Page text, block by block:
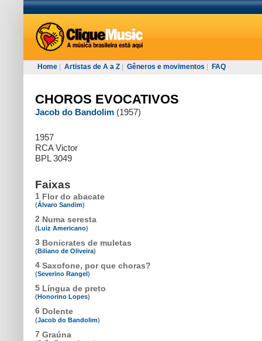
Home Artistas de A a Z Gêneros e movimentos FAQ
CHOROS EVOCATIVOS
Jacob do Bandolim (1957)
1957
RCA Victor
BPL 3049
Faixas
1 Flor do abacate
(Álvaro Sandim)
2 Numa seresta
(Luiz Americano)
3 Bonicrates de muletas
(Biliano de Oliveira)
4 Saxofone, por que choras?
(Severino Rangel)
5 Língua de preto
(Honorino Lopes)
6 Dolente
(Jacob do Bandolim)
7 Graúna